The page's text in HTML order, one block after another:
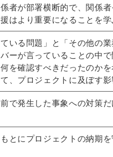
者が部署横断的で、関係
はより重要になることを学
いる問題」と「その他の
ーが言っていることの中
を確認すべきだったのかを
、プロジェクトに及ぼす影
で発生した事象への対策
とにプロジェクトの納期